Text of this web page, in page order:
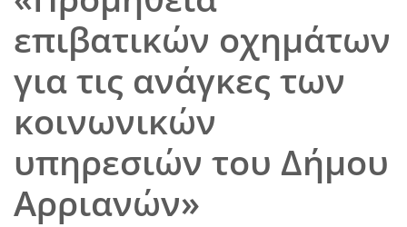
επιβατικών οχημάτων
για τις ανάγκες των
κοινωνικών
υπηρεσιών του Δήμου
Αρριανών»